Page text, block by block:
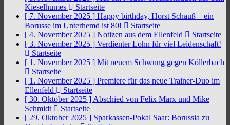
Kieselhumes
Startseite
[ 7. November 2025 ] Happy birthday, Horst Schauß – ein
Borusse im Unterhemd ist 80!
Startseite
[ 4. November 2025 ] Notizen aus dem Ellenfeld
Startseite
[ 3. November 2025 ] Verdienter Lohn für viel Leidenschaft!
Startseite
[ 1. November 2025 ] Mit neuem Schwung gegen Köllerbach
Startseite
[ 1. November 2025 ] Premiere für das neue Trainer-Duo im
Ellenfeld
Startseite
[ 30. Oktober 2025 ] Abschied von Felix Marx und Mike
Schmidt
Startseite
[ 29. Oktober 2025 ] Sparkassen-Pokal Saar: Borussia zu